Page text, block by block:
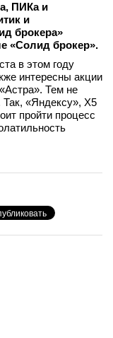
ПИКа и
и
брокера»
«Солид брокер».
в этом году
интересны акции
Тем не
«Яндексу», X5
пройти процесс